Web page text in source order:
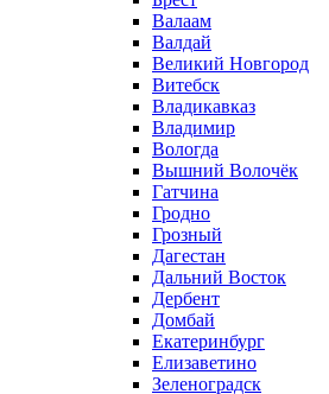
Валаам
Валдай
Великий Новгород
Витебск
Владикавказ
Владимир
Вологда
Вышний Волочёк
Гатчина
Гродно
Грозный
Дагестан
Дальний Восток
Дербент
Домбай
Екатеринбург
Елизаветино
Зеленоградск